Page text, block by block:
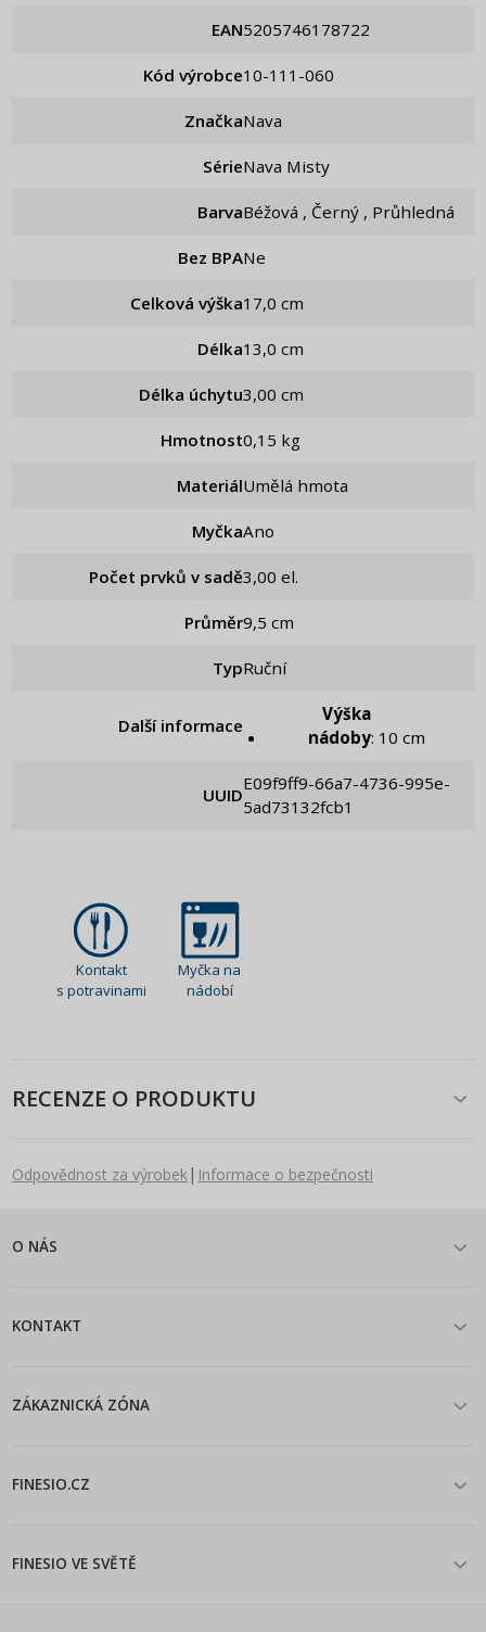
EAN 5205746178722
Kód výrobce 10-111-060
Značka Nava
Série Nava Misty
Barva Béžová , Černý , Průhledná
Bez BPA Ne
Celková výška 17,0 cm
Délka 13,0 cm
Délka úchytu 3,00 cm
Hmotnost 0,15 kg
Materiál Umělá hmota
Myčka Ano
Počet prvků v sadě 3,00 el.
Průměr 9,5 cm
Typ Ruční
Další informace
Výška
nádoby: 10 cm
UUID
e09f9ff9-66a7-4736-995e-
5ad73132fcb1
Kontakt
s potravinami
Myčka na
nádobí
RECENZE O PRODUKTU
Odpovědnost za výrobek| Informace o bezpečnosti
O NÁS
KONTAKT
ZÁKAZNICKÁ ZÓNA
FINESIO.CZ
FINESIO VE SVĚTĚ